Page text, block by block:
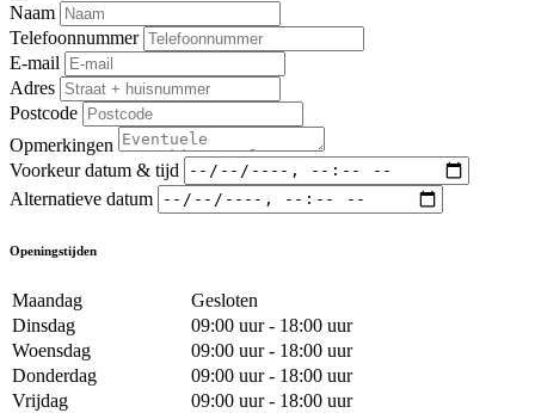
Naam
Telefoonnummer
E-mail
Adres
Postcode
Opmerkingen
Voorkeur datum & tijd
Alternatieve datum
Openingstijden
Maandag
Gesloten
Dinsdag
09:00 uur - 18:00 uur
Woensdag
09:00 uur - 18:00 uur
Donderdag
09:00 uur - 18:00 uur
Vrijdag
09:00 uur - 18:00 uur